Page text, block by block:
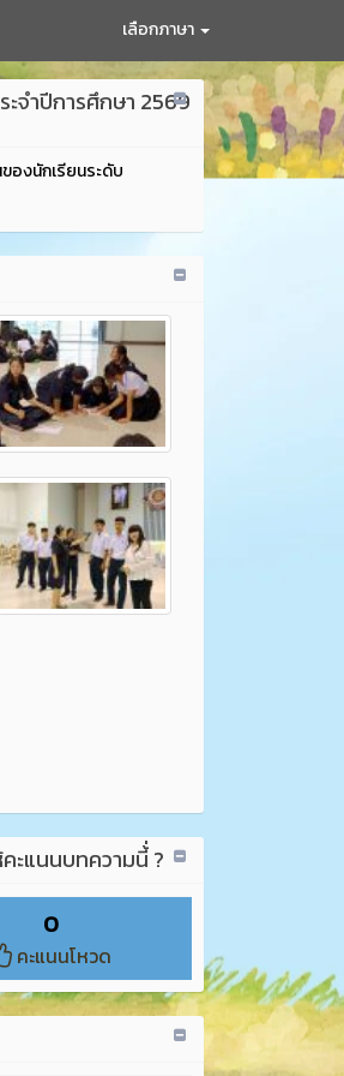
เลือกภาษา
จำปีการศึกษา 2569
องนักเรียนระดับ
ะแนนบทความนี้่ ?
0
คะแนนโหวด